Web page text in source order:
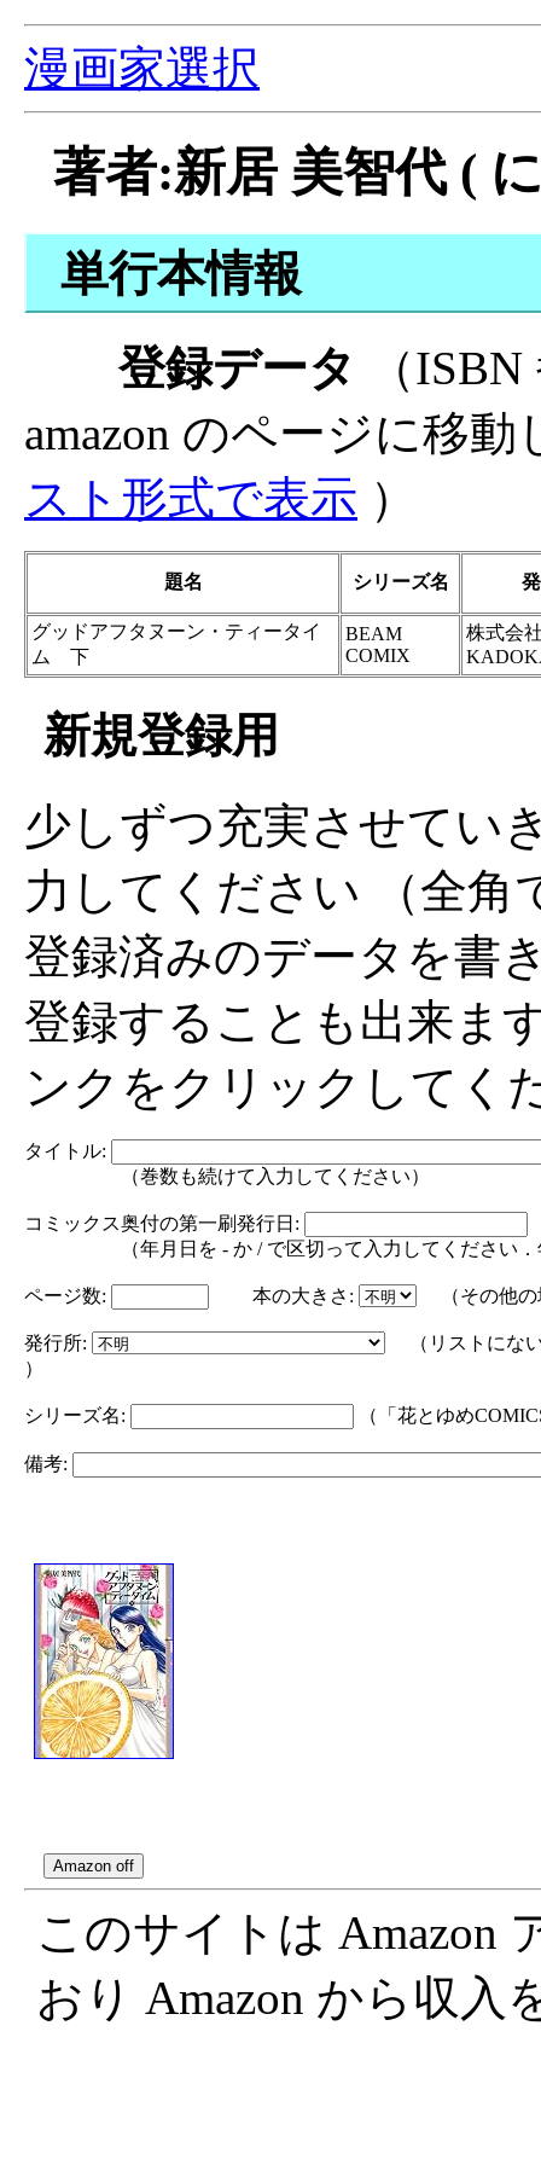
漫画家選択
著者:新居 美智代 (
単行本情報
登録データ
（
amazon のページに移
スト形式で表示 ）
題名 シリーズ名
グッドアフタヌーン・ティータイ
ム 下
BEAM
COMIX
株式会
新規登録用
少しずつ充実させてい
力してください （全角
登録済みのデータを書
登録することも出来ま
ンクをクリックしてく
タイトル:
（巻数も続けて入力してください）
コミックス奥付の第一刷発行日:
（年月日を - か / で区切って入力してください．年
ページ数: 本の大きさ: （その他の
発行所:
（リストにな
）
シリーズ名: （「花とゆめ
備考:
このサイトは Amazon
おり Amazon から収入